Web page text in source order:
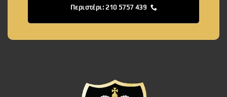
Περιστέρι: 210 5757 439